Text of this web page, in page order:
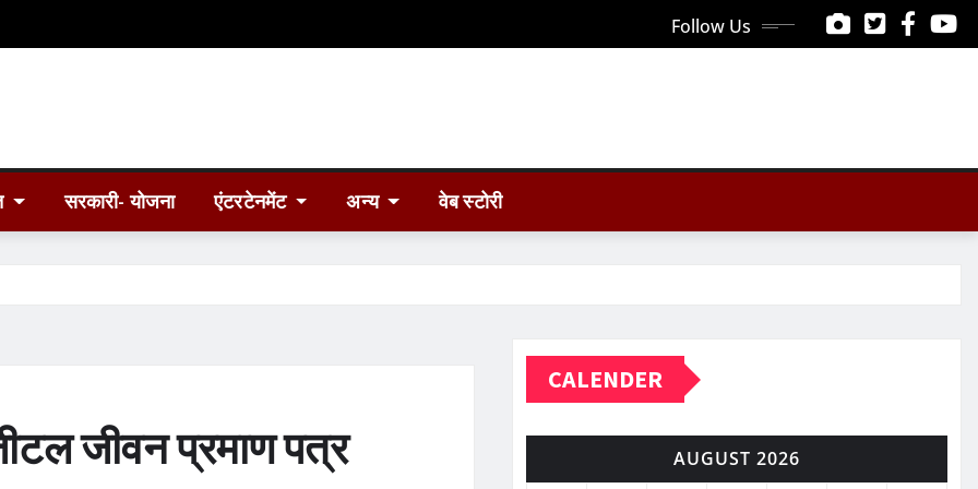
Follow Us
सरकारी- योजना एंटरटेनमेंट अन्य वेब स्टोरी
जीवन प्रमाण पत्र
CALENDER
AUGUST 2026